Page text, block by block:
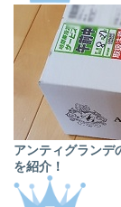
アンティグランデ
を紹介！